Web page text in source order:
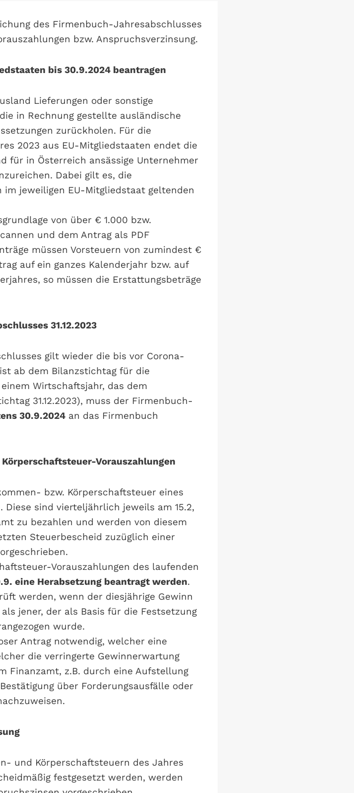
des Firmenbuch-Jahresabschlusses
bzw. Anspruchsverzinsung.
bis 30.9.2024 beantragen
Lieferungen oder sonstige
in Rechnung gestellte ausländische
zurückholen. Für die
2023 aus EU-Mitgliedstaaten endet die
für in Österreich ansässige Unternehmer
Dabei gilt es, die
jeweiligen EU-Mitgliedstaat geltenden
von über € 1.000 bzw.
und dem Antrag als PDF
müssen Vorsteuern von zumindest €
auf ein ganzes Kalenderjahr bzw. auf
so müssen die Erstattungsbeträge
31.12.2023
gilt wieder die bis vor Corona-
ab dem Bilanzstichtag für die
Wirtschaftsjahr, das dem
31.12.2023), muss der Firmenbuch-
30.9.2024 an das Firmenbuch
Vorauszahlungen
bzw. Körperschaftsteuer eines
Diese sind vierteljährlich jeweils am 15.2,
zu bezahlen und werden von diesem
Steuerbescheid zuzüglich einer
Vorauszahlungen des laufenden
eine Herabsetzung beantragt werden.
werden, wenn der diesjährige Gewinn
jener, der als Basis für die Festsetzung
wurde.
Antrag notwendig, welcher eine
die verringerte Gewinnerwartung
Finanzamt, z.B. durch eine Aufstellung
über Forderungsausfälle oder
und Körperschaftsteuern des Jahres
festgesetzt werden, werden